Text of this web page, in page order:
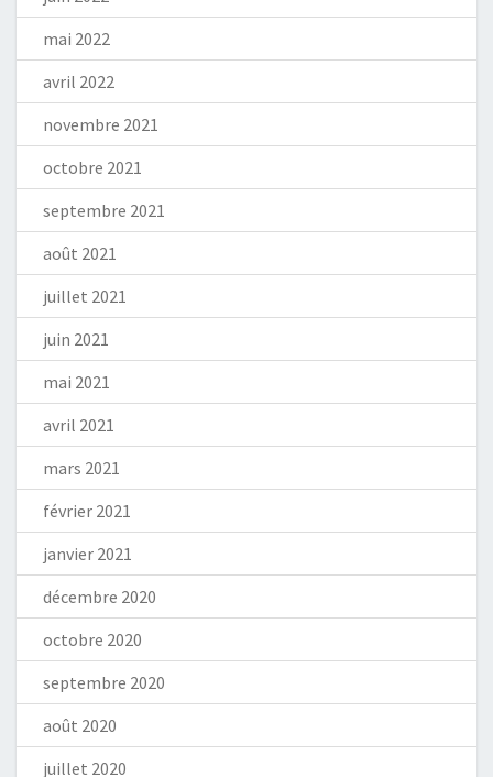
mai 2022
avril 2022
novembre 2021
octobre 2021
septembre 2021
août 2021
juillet 2021
juin 2021
mai 2021
avril 2021
mars 2021
février 2021
janvier 2021
décembre 2020
octobre 2020
septembre 2020
août 2020
juillet 2020